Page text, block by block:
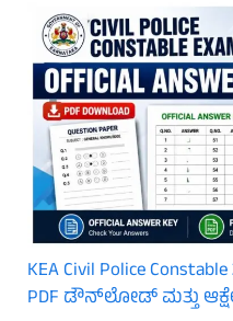
KEA Civil Police
PDF ಡೌನ್‌ಲೋಡ್ ಮತ್ತು